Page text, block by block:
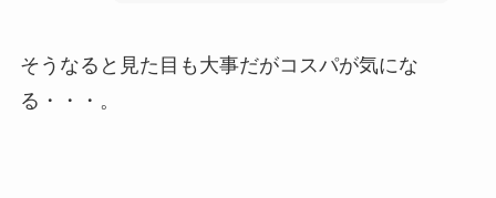
そうなると見た目も大事だがコスパが気にな
る・・・。